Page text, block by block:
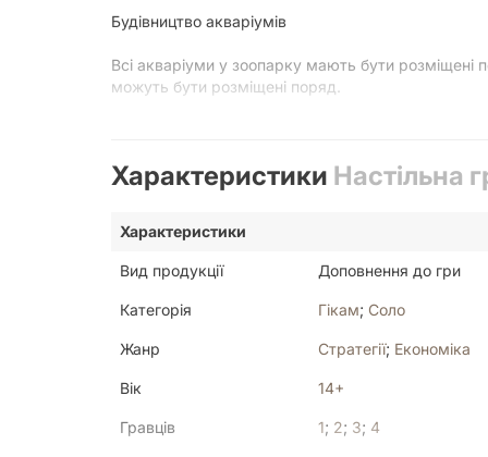
Будівництво акваріумів
Всі акваріуми у зоопарку мають бути
можуть бути розміщені поряд.
Мешканці рифів
ринку під час їх відкриття.
Крім цього доповнення «Ark Nova: Marine
Характеристики Настільна
Характеристики
Вид продукції Доповнення до гри
Категорія Гікам; Соло
Жанр Стратегії; Економіка
Вік 14+
Гравців 1; 2; 3; 4